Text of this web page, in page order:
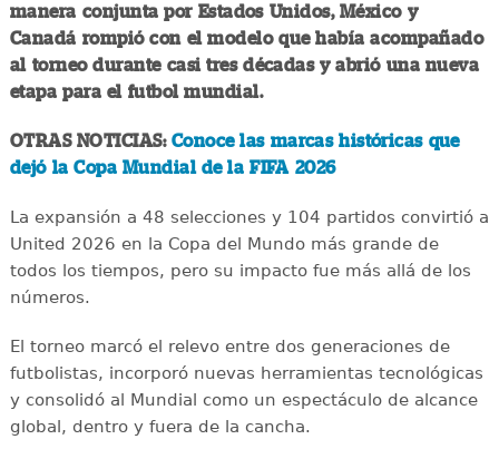
manera conjunta por Estados Unidos, México y
Canadá rompió con el modelo que había acompañado
al torneo durante casi tres décadas y abrió una nueva
etapa para el futbol mundial.
OTRAS NOTICIAS: Conoce las marcas históricas que
dejó la Copa Mundial de la FIFA 2026
La expansión a 48 selecciones y 104 partidos convirtió a
United 2026 en la Copa del Mundo más grande de
todos los tiempos, pero su impacto fue más allá de los
números.
El torneo marcó el relevo entre dos generaciones de
futbolistas, incorporó nuevas herramientas tecnológicas
y consolidó al Mundial como un espectáculo de alcance
global, dentro y fuera de la cancha.